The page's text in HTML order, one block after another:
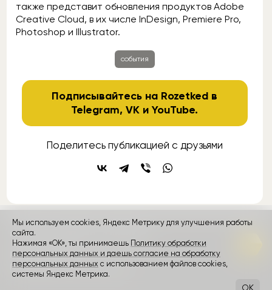
также представит обновления продуктов Adobe
Creative Cloud, в их числе InDesign, Premiere Pro,
Photoshop и Illustrator.
события
Подписывайтесь на Rozetked в
Telegram,VK иYouTube.
Поделитесь публикацией с друзьями
контакты
Rozetked © 2026
Пользовательское соглашение
Мы используем cookies, Яндекс Метрику для улучшения работы
сайта.
Нажимая «ОК», ты принимаешь Политику обработки
персональных данных и даешь согласие на обработку
персональных данных с использованием файлов cookies,
системы Яндекс Метрика.
OK